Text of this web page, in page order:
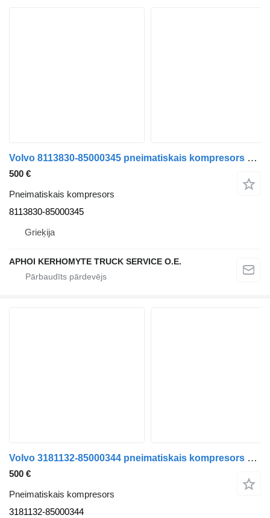
Volvo 8113830-85000345 pneimatiskais kompresors paredzēts Volvo FL6 vilcēja
500 €
Pneimatiskais kompresors
8113830-85000345
Grieķija
APHOI KERHOMYTE TRUCK SERVICE O.E.
Volvo 3181132-85000344 pneimatiskais kompresors paredzēts Volvo FL kravas automašīnas
500 €
Pneimatiskais kompresors
3181132-85000344